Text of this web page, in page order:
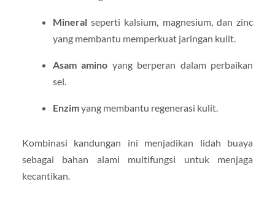
Mineralseperti kalsium, magnesium, dan zinc
yang membantu memperkuat jaringan kulit.
Asam amino yang berperan dalam perbaikan
sel.
Enzimyang membantu regenerasi kulit.
Kombinasi kandungan ini menjadikan lidah buaya
sebagai bahan alami multifungsi untuk menjaga
kecantikan.